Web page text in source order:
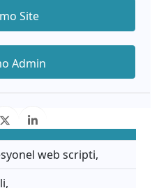
Site
Admin
web scripti,